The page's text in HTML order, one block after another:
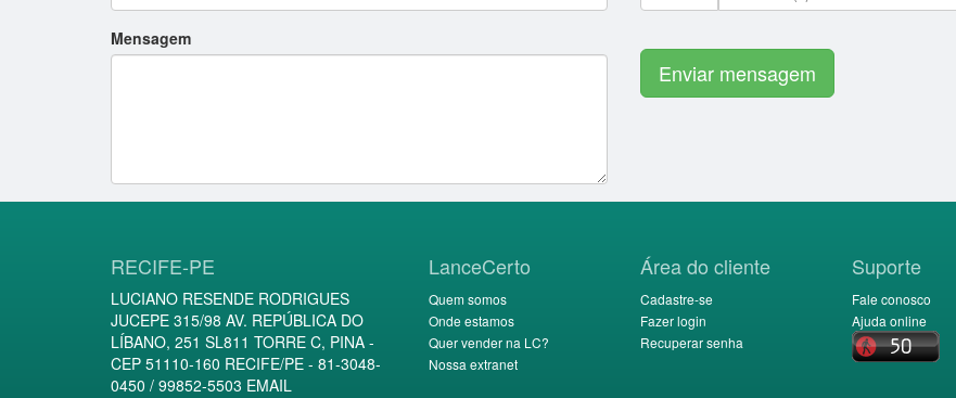
Mensagem
Enviar mensagem
RECIFE-PE
LUCIANO RESENDE RODRIGUES
JUCEPE 315/98 AV. REPÚBLICA DO
LÍBANO, 251 SL811 TORRE C, PINA -
CEP 51110-160 RECIFE/PE - 81-3048-
0450 / 99852-5503 EMAIL
LanceCerto
Quem somos
Onde estamos
Quer vender na LC?
Nossa extranet
Área do cliente
Cadastre-se
Fazer login
Recuperar senha
Suporte
Fale conosco
Ajuda online